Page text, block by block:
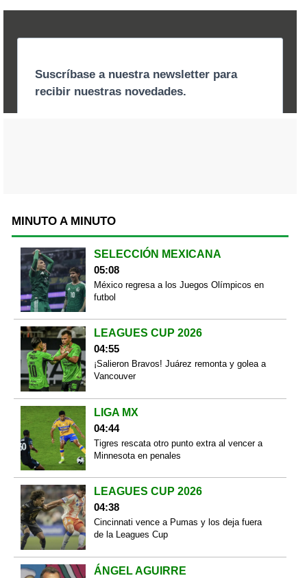
MINUTO A MINUTO
SELECCIÓN MEXICANA
05:08
México regresa a los Juegos Olímpicos en
futbol
LEAGUES CUP 2026
04:55
¡Salieron Bravos! Juárez remonta y golea a
Vancouver
LIGA MX
04:44
Tigres rescata otro punto extra al vencer a
Minnesota en penales
LEAGUES CUP 2026
04:38
Cincinnati vence a Pumas y los deja fuera
de la Leagues Cup
ÁNGEL AGUIRRE